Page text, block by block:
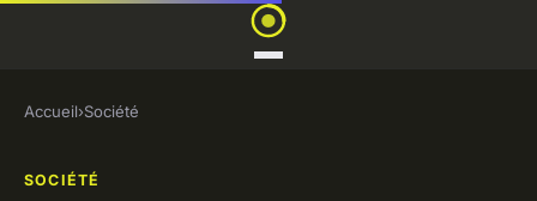
Accueil›Société
SOCIÉTÉ